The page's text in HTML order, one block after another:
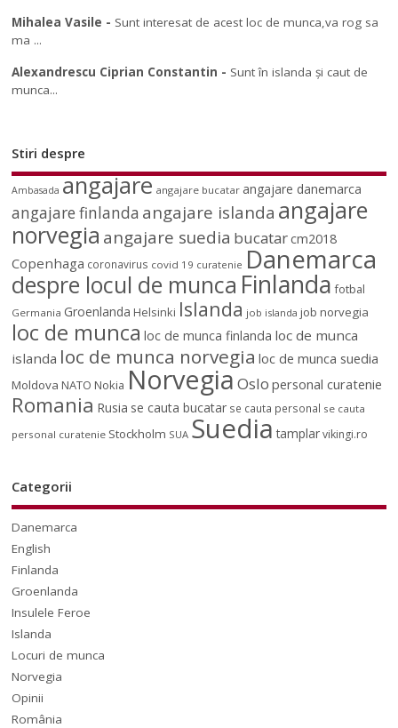
Mihalea Vasile - Sunt interesat de acest loc de munca,va rog sa
ma ...
Alexandrescu Ciprian Constantin - Sunt în islanda și caut de
munca...
Stiri despre
Ambasada angajare angajare bucatar angajare danemarca
angajare finlanda angajare islanda angajare
norvegia angajare suedia bucatarcm2018
Copenhaga coronavirus covid 19 curatenie Danemarca
despre locul de munca Finlanda fotbal
Germania Groenlanda Helsinki Islanda job islanda job norvegia
loc de munca loc de munca finlanda loc de munca
islanda loc de munca norvegia loc de munca suedia
Moldova NATO Nokia NorvegiaOslo personal curatenie
Romania Rusia se cauta bucatar se cauta personal se cauta
personal curatenie Stockholm SUA Suedia tamplar vikingi.ro
Categorii
Danemarca
English
Finlanda
Groenlanda
Insulele Feroe
Islanda
Locuri de munca
Norvegia
Opinii
România